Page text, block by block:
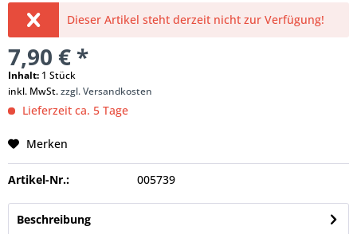
Dieser Artikel steht derzeit nicht zur Verfügung!
7,90 € *
Inhalt: 1 Stück
inkl. MwSt.zzgl. Versandkosten
Lieferzeit ca. 5 Tage
Merken
Artikel-Nr.: 005739
Beschreibung